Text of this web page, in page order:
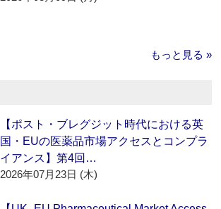
もっと見る »
【ポスト・ブレグジット時代における英
国・EUの医薬品市場アクセスとコンプラ
イアンス】第4回…
2026年07月23日 (木)